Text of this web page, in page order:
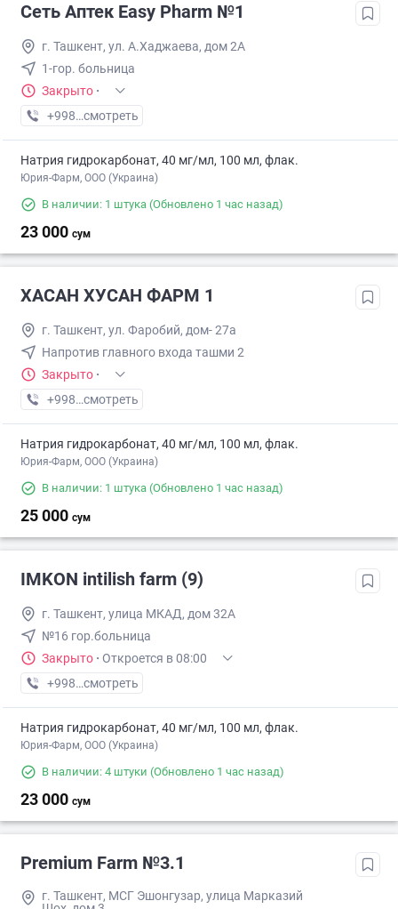
Сеть Аптек Easy Pharm №1
г. Ташкент, ул. А.Хаджаева, дом 2А
1-гор. больница
Закрыто ·
+998 (94) XXX-XX-XX
смотреть
Натрия гидрокарбонат, 40 мг/мл, 100 мл, флак.
Юрия-Фарм, ООО (Украина)
В наличии: 1 штука (Обновлено 1 час назад)
23 000 сум
ХАСАН ХУСАН ФАРМ 1
г. Ташкент, ул. Фаробий, дом- 27а
Напротив главного входа ташми 2
Закрыто ·
+998 (71) XXX-XX-XX
смотреть
Натрия гидрокарбонат, 40 мг/мл, 100 мл, флак.
Юрия-Фарм, ООО (Украина)
В наличии: 1 штука (Обновлено 1 час назад)
25 000 сум
IMKON intilish farm (9)
г. Ташкент, улица МКАД, дом 32А
№16 гор.больница
Закрыто · Откроется в 08:00
+998 (93) XXX-XX-XX
смотреть
Натрия гидрокарбонат, 40 мг/мл, 100 мл, флак.
Юрия-Фарм, ООО (Украина)
В наличии: 4 штуки (Обновлено 1 час назад)
23 000 сум
Premium Farm №3.1
г. Ташкент, МСГ Эшонгузар, улица Марказий